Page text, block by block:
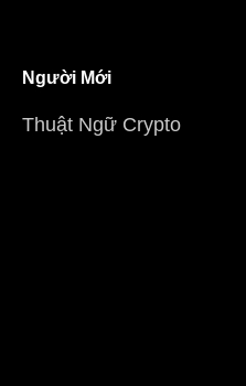
Người Mới
Thuật Ngữ Crypto